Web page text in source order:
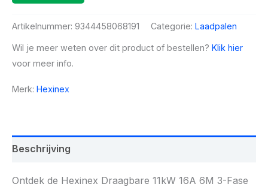
Artikelnummer: 9344458068191 Categorie: Laadpalen
Wil je meer weten over dit product of bestellen? Klik hier
voor meer info.
Merk: Hexinex
Beschrijving
Ontdek de Hexinex Draagbare 11kW 16A 6M 3-Fase